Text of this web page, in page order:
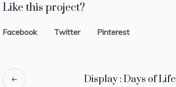
Like this project?
Facebook Twitter Pinterest
Display : Days of Life